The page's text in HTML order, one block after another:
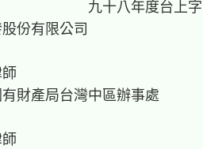
　　　　　九十八年度台上
份有限公司
財產局台灣中區辦事處